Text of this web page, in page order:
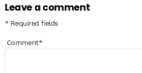
Leave a comment
* Required fields
Comment*